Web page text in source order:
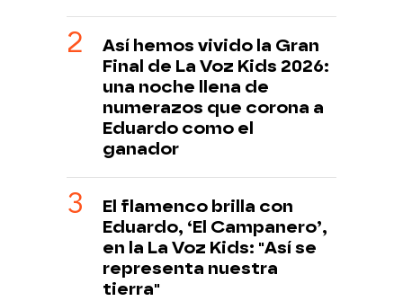
Así hemos vivido la Gran
Final de La Voz Kids 2026:
una noche llena de
numerazos que corona a
Eduardo como el
ganador
El flamenco brilla con
Eduardo, ‘El Campanero’,
en la La Voz Kids: "Así se
representa nuestra
tierra"